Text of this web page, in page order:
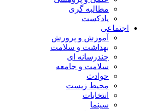
مطالبه گری
پادکست
اجتماعی
آموزش و پرورش
بهداشت و سلامت
چندرسانه ای
سلامت و جامعه
حوادث
محیط زیست
انتخابات
سینما